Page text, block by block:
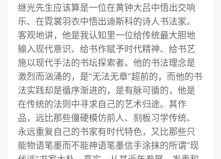
继光先生应该算是一位在黄钟大吕中悟出交响
乐、在霓裳羽衣中悟出迪斯科的诗人书法家。
客观地讲，他是我认知里一位给传统最大胆地
输入现代意识、给书作赋予时代精神、给书艺
施以现代手法的书坛探索者。他的书法理念是
激烈而汹涌的，是“无法无章”超前的，而他的书
法实践却是循序渐进的，是有脉可循的，他是
在传统的法则中寻求自己的艺术归途。其作
品，远比那些僵硬模仿前人、刻板习学传统、
永远重复自己的书家有时代特色，又比那些只
能物语笔墨而不能神语笔墨信手涂抹的所谓“现